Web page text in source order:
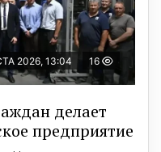
2026, 13:04 16
делает
предприятие